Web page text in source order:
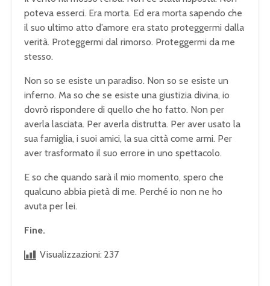
poteva esserci. Era morta. Ed era morta sapendo che
il suo ultimo atto d’amore era stato proteggermi dalla
verità. Proteggermi dal rimorso. Proteggermi da me
stesso.
Non so se esiste un paradiso. Non so se esiste un
inferno. Ma so che se esiste una giustizia divina, io
dovrò rispondere di quello che ho fatto. Non per
averla lasciata. Per averla distrutta. Per aver usato la
sua famiglia, i suoi amici, la sua città come armi. Per
aver trasformato il suo errore in uno spettacolo.
E so che quando sarà il mio momento, spero che
qualcuno abbia pietà di me. Perché io non ne ho
avuta per lei.
Fine.
Visualizzazioni: 237